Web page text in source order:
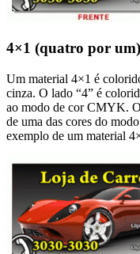
4×1 (quatro por um)
Um material 4×1 é
cinza. O lado “4” é
ao modo de cor CMYK.
de uma das cores do
exemplo de um material